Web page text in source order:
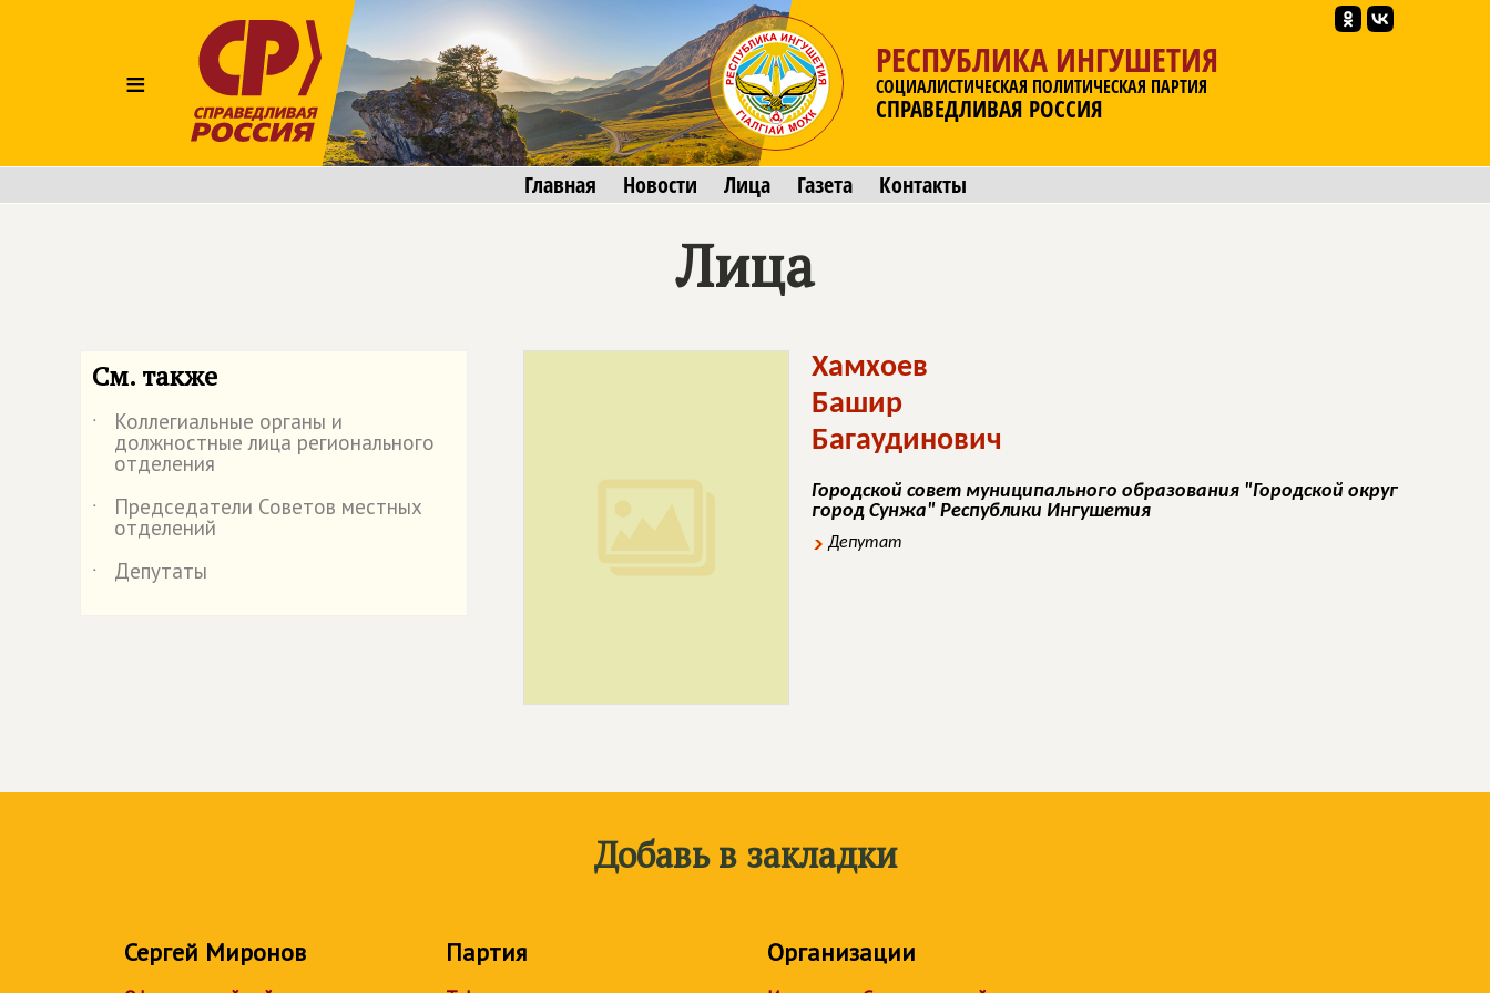
≡
РЕСПУБЛИКА ИНГУШЕТИЯ
СОЦИАЛИСТИЧЕСКАЯ ПОЛИТИЧЕСКАЯ ПАРТИЯ
СПРАВЕДЛИВАЯ РОССИЯ
Главная Новости Лица Газета Контакты
Лица
См. также
˙ Коллегиальные органы и
должностные лица регионального
отделения
˙
Председатели Советов местных
отделений
˙
Депутаты
Хамхоев
Башир
Багаудинович
Городской совет муниципального образования "Городской округ
город Сунжа" Республики Ингушетия
Депутат
Добавь в закладки
Сергей Миронов Партия Организации